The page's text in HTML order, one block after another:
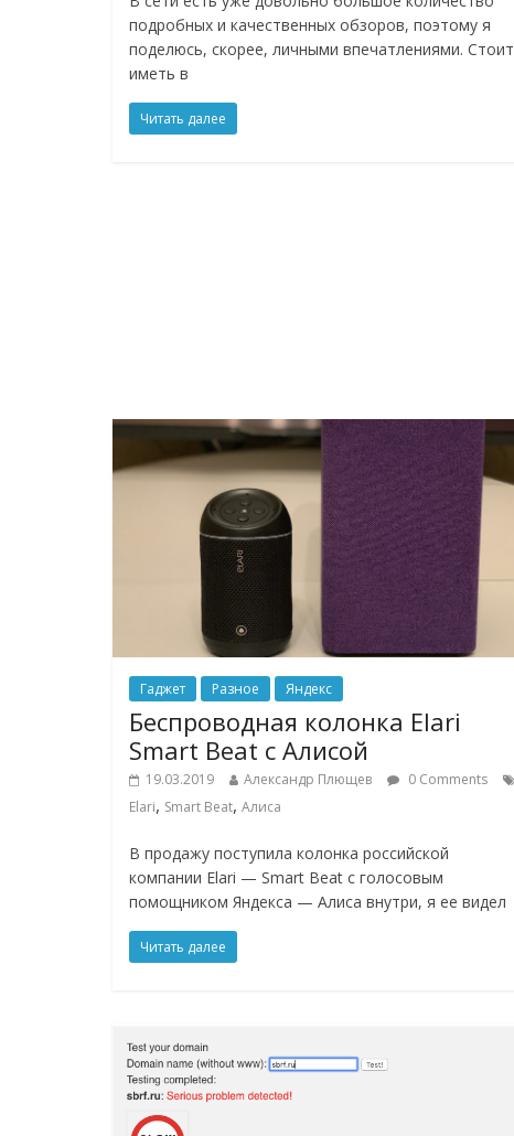
подробных и качественных обзоров, поэтому я
поделюсь, скорее, личными впечатлениями. Стоит
иметь в
Читать далее
Гаджет Разное Яндекс
Беспроводная колонка Elari
Smart Beat с Алисой
19.03.2019 Александр Плющев
0 Comments
Elari, Smart Beat, Алиса
В продажу поступила колонка российской
компании Elari — Smart Beat с голосовым
помощником Яндекса — Алиса внутри, я ее видел
Читать далее